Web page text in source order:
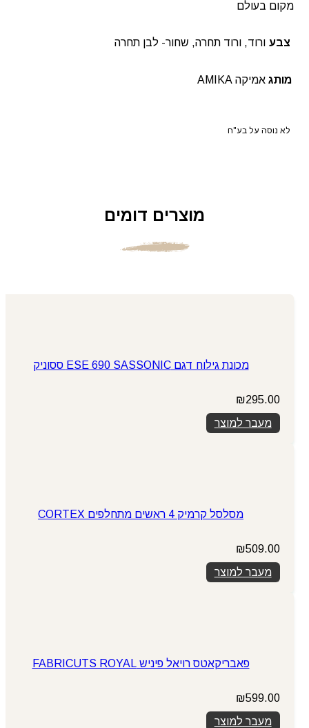
מקום בעולם
צבע ורוד, ורוד תחרה, שחור- לבן תחרה
מותג אמיקה AMIKA
לא נוסה על בע"ח
מוצרים דומים
מכונת גילוח דגם ESE 690 SASSONIC ססוניק
₪295.00
מעבר למוצר
מסלסל קרמיק 4 ראשים מתחלפים CORTEX
₪509.00
מעבר למוצר
פאבריקאטס רויאל פיניש FABRICUTS ROYAL
₪599.00
מעבר למוצר